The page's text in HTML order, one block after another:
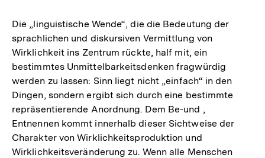
Die „linguistische Wende“, die die Bedeutung der
sprachlichen und diskursiven Vermittlung von
Wirklichkeit ins Zentrum rückte, half mit, ein
bestimmtes Unmittelbarkeitsdenken fragwürdig
werden zu lassen: Sinn liegt nicht „einfach“ in den
Dingen, sondern ergibt sich durch eine bestimmte
repräsentierende Anordnung. Dem Be-und ,
Entnennen kommt innerhalb dieser Sichtweise der
Charakter von Wirklichkeitsproduktion und
Wirklichkeitsveränderung zu. Wenn alle Menschen